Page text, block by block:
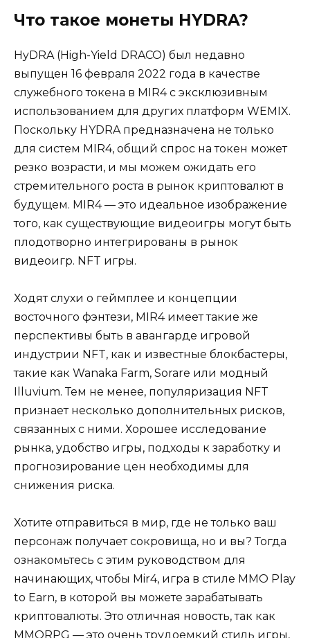
Что такое монеты HYDRA?
HyDRA (High-Yield DRACO) был недавно
выпущен 16 февраля 2022 года в качестве
служебного токена в MIR4 с эксклюзивным
использованием для других платформ WEMIX.
Поскольку HYDRA предназначена не только
для систем MIR4, общий спрос на токен может
резко возрасти, и мы можем ожидать его
стремительного роста в рынок криптовалют в
будущем. MIR4 — это идеальное изображение
того, как существующие видеоигры могут быть
плодотворно интегрированы в рынок
видеоигр. NFT игры.
Ходят слухи о геймплее и концепции
восточного фэнтези, MIR4 имеет такие же
перспективы быть в авангарде игровой
индустрии NFT, как и известные блокбастеры,
такие как Wanaka Farm, Sorare или модный
Illuvium. Тем не менее, популяризация NFT
признает несколько дополнительных рисков,
связанных с ними. Хорошее исследование
рынка, удобство игры, подходы к заработку и
прогнозирование цен необходимы для
снижения риска.
Хотите отправиться в мир, где не только ваш
персонаж получает сокровища, но и вы? Тогда
ознакомьтесь с этим руководством для
начинающих, чтобы Mir4, игра в стиле MMO Play
to Earn, в которой вы можете зарабатывать
криптовалюты. Это отличная новость, так как
MMORPG — это очень трудоемкий стиль игры,